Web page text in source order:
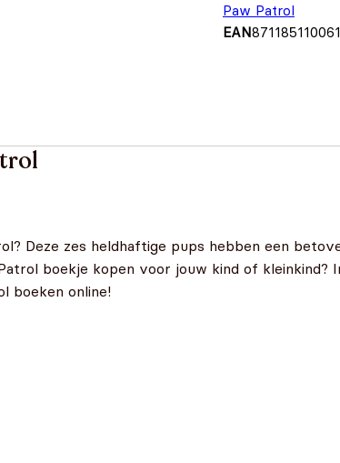
Paw Patrol
EAN
Deze zes heldhaftige pups hebben een
boekje kopen voor jouw kind of kleinkind?
boeken online!